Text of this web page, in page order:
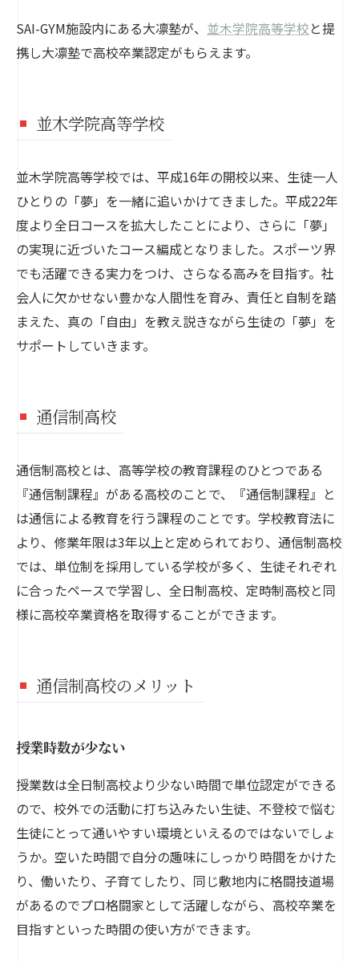
SAI-GYM施設内にある大凛塾が、 並木学院高等学校と提
携し大凛塾で高校卒業認定がもらえます。
並木学院高等学校
並木学院高等学校では、平成16年の開校以来、生徒一人
ひとりの「夢」を一緒に追いかけてきました。平成22年
度より全日コースを拡大したことにより、さらに「夢」
の実現に近づいたコース編成となりました。スポーツ界
でも活躍できる実力をつけ、さらなる高みを目指す。社
会人に欠かせない豊かな人間性を育み、責任と自制を踏
まえた、真の「自由」を教え説きながら生徒の「夢」を
サポートしていきます。
通信制高校
通信制高校とは、高等学校の教育課程のひとつである
『通信制課程』がある高校のことで、『通信制課程』と
は通信による教育を行う課程のことです。学校教育法に
より、修業年限は3年以上と定められており、通信制高校
では、単位制を採用している学校が多く、生徒それぞれ
に合ったペースで学習し、全日制高校、定時制高校と同
様に高校卒業資格を取得することができます。
通信制高校のメリット
授業時数が少ない
授業数は全日制高校より少ない時間で単位認定ができる
ので、校外での活動に打ち込みたい生徒、不登校で悩む
生徒にとって通いやすい環境といえるのではないでしょ
うか。空いた時間で自分の趣味にしっかり時間をかけた
り、働いたり、子育てしたり、同じ敷地内に格闘技道場
があるのでプロ格闘家として活躍しながら、高校卒業を
目指すといった時間の使い方ができます。